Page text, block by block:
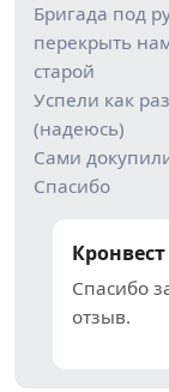
Бригада под
перекрыть
старой
Успели как
(надеюсь)
Сами
Спасибо
Кронвест
Спасибо
отзыв.